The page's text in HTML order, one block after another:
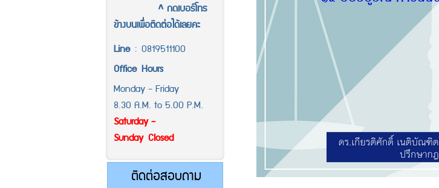
^ กดเบอร์โทร
ข้างบนเพื่อติดต่อได้เลยคะ
Line: 0819511100
Office Hours
Monday - Friday
8.30 A.M. to 5.00 P.M.
Saturday -
Sunday Closed
ติดต่อสอบถาม